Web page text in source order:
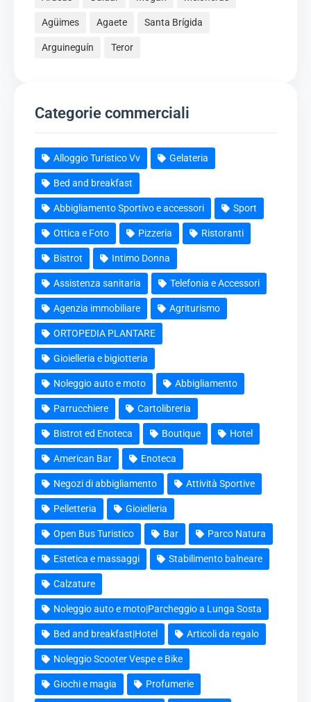
Agüimes Agaete Santa Brígida
Arguineguín Teror
Categorie commerciali
Alloggio Turistico Vv Gelateria
Bed and breakfast
Abbigliamento Sportivo e accessori Sport
Ottica e Foto Pizzeria Ristoranti
Bistrot Intimo Donna
Assistenza sanitaria Telefonia e Accessori
Agenzia immobiliare Agriturismo
ORTOPEDIA PLANTARE
Gioielleria e bigiotteria
Noleggio auto e moto Abbigliamento
Parrucchiere Cartolibreria
Bistrot ed Enoteca Boutique Hotel
American Bar Enoteca
Negozi di abbigliamento Attività Sportive
Pelletteria Gioielleria
Open Bus Turistico Bar Parco Natura
Estetica e massaggi Stabilimento balneare
Calzature
Noleggio auto e moto|Parcheggio a Lunga Sosta
Bed and breakfast|Hotel Articoli da regalo
Noleggio Scooter Vespe e Bike
Giochi e magia Profumerie